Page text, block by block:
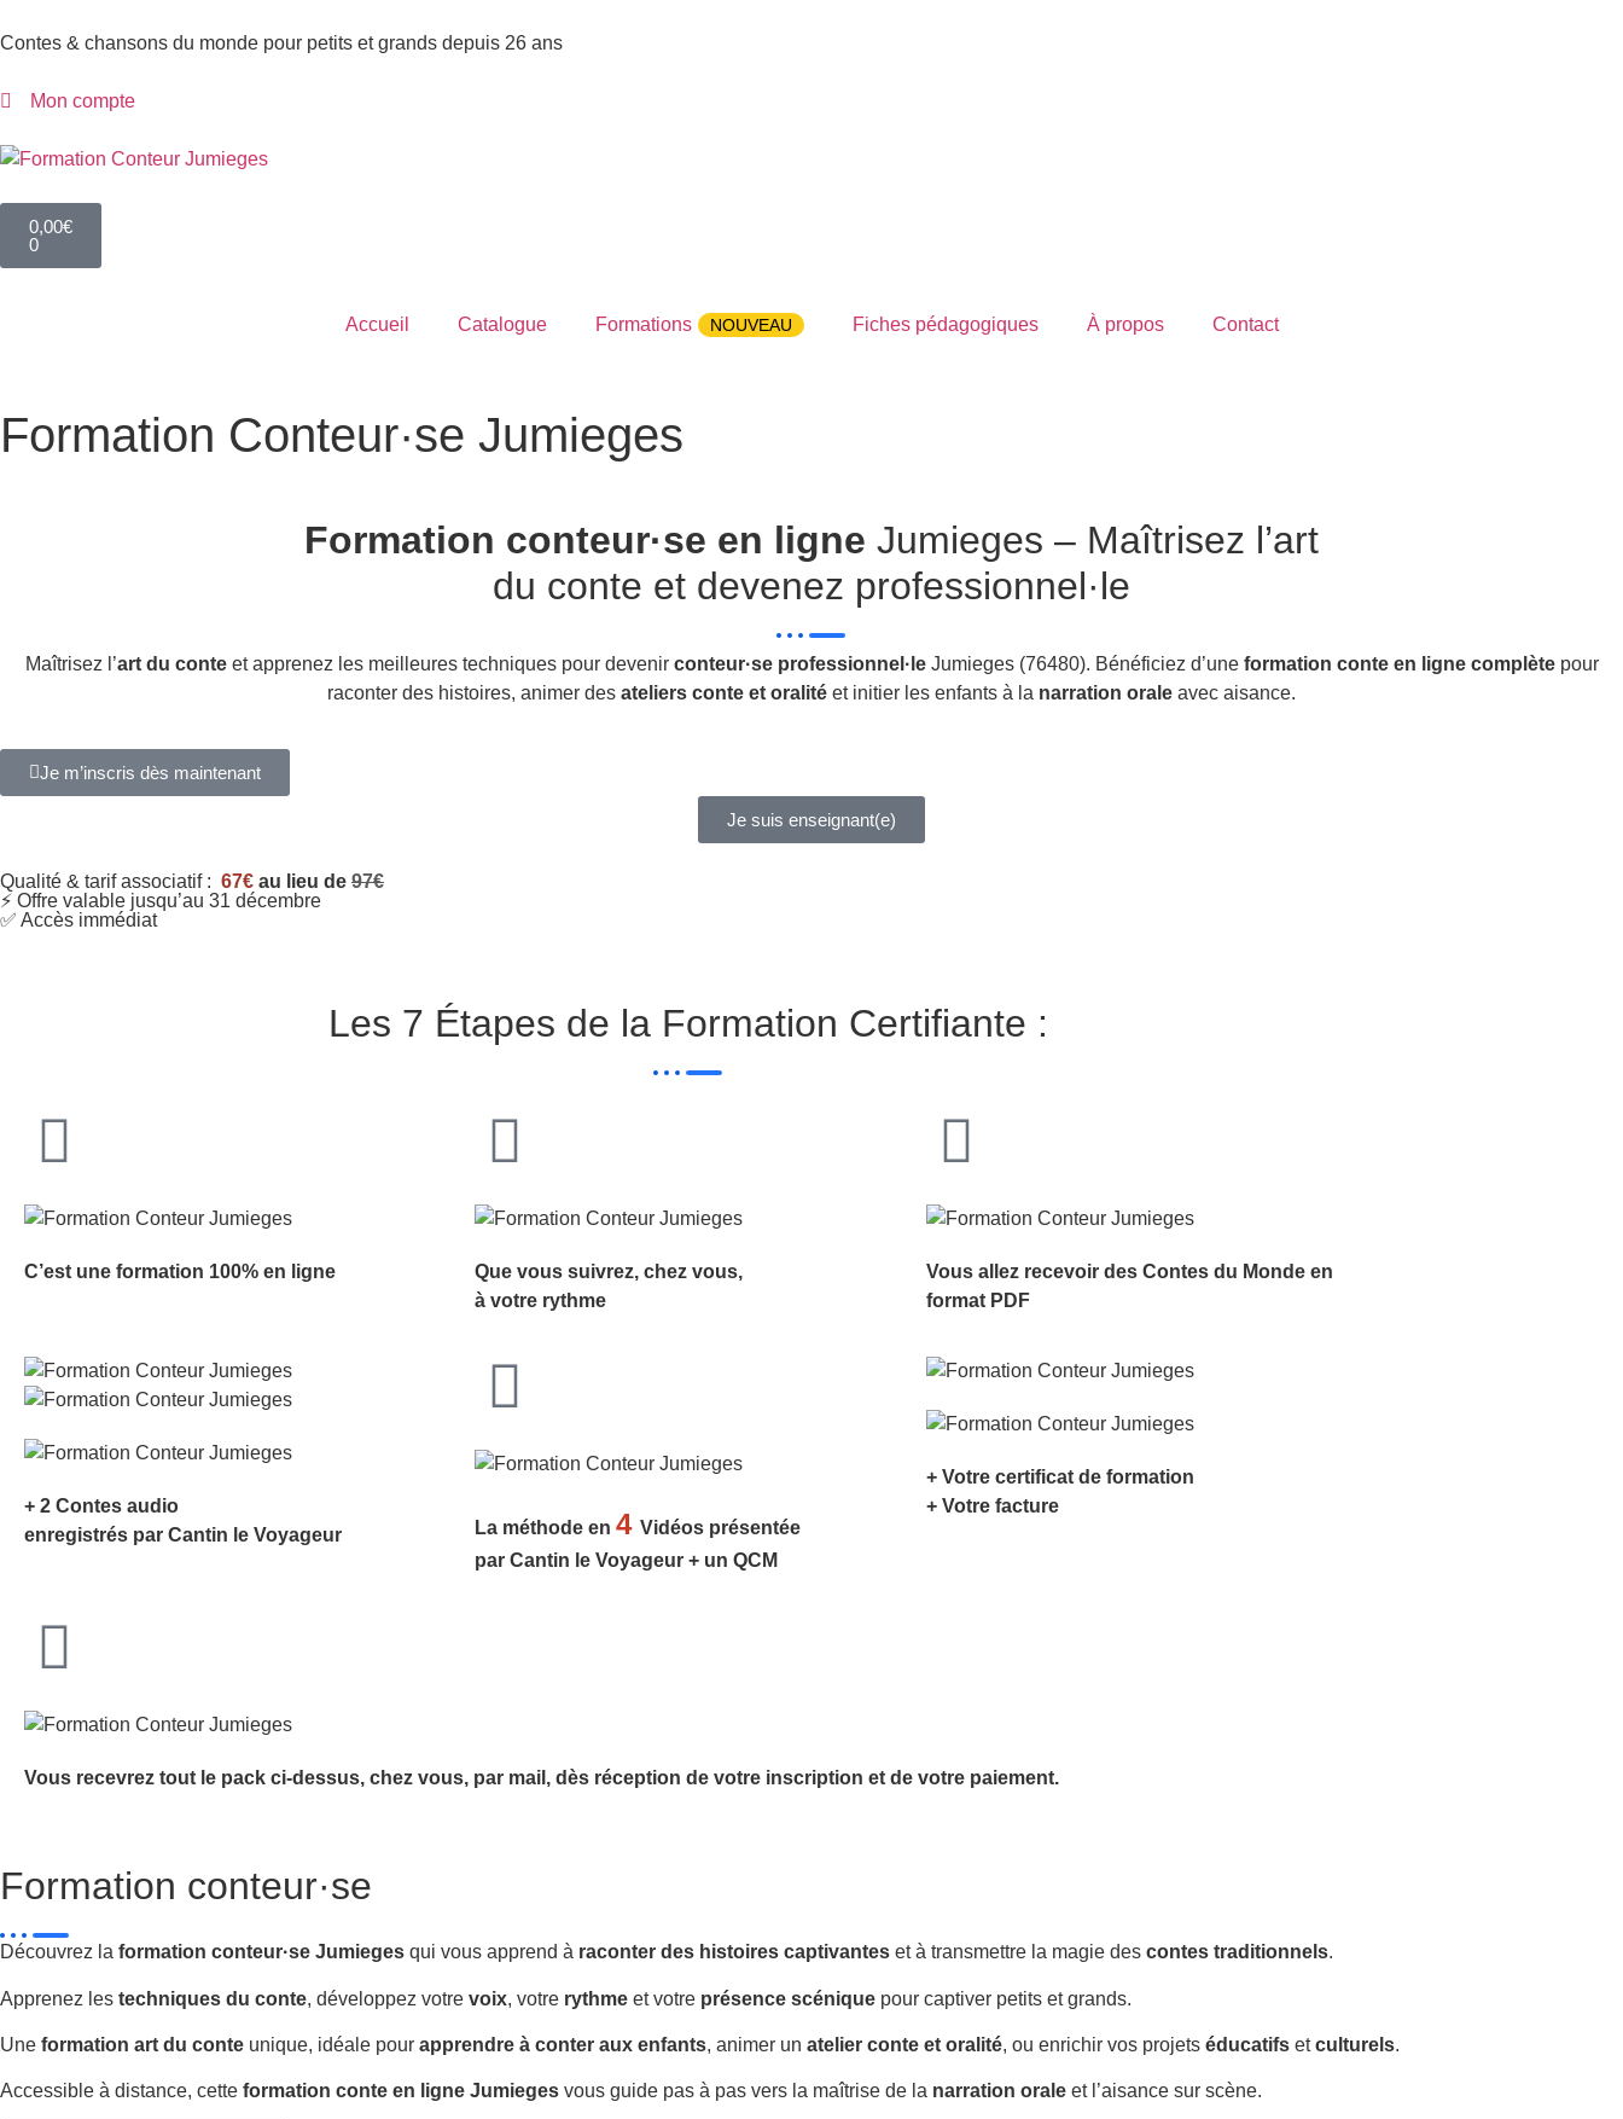
Contes & chansons du monde pour petits et grands depuis 26 ans
Mon compte
0,00€
0
Accueil Catalogue Formations NOUVEAU Fiches pédagogiques À propos Contact
Formation Conteur·se Jumieges
Formation conteur·se en ligne Jumieges – Maîtrisez l’art
du conte et devenez professionnel·le
Maîtrisez l’art du conteet apprenez les meilleures techniques pour devenir conteur·se professionnel·leJumieges (76480). Bénéficiez d’une formation conte en ligne complètepour
raconter des histoires, animer des ateliers conte et oralité et initier les enfants à la narration orale avec aisance.
Je m’inscris dès maintenant
Je suis enseignant(e)
Qualité & tarif associatif : 67€ au lieu de 97€
⚡ Offre valable jusqu’au 31 décembre
✅ Accès immédiat
Les 7 Étapes de la Formation Certifiante :
C’est une formation 100% en ligne
Que vous suivrez, chez vous,
à votre rythme
Vous allez recevoir des Contes du Monde en
format PDF
+ 2 Contes audio
enregistrés par Cantin le Voyageur
La méthode en4Vidéos présentée
par Cantin le Voyageur + un QCM
+ Votre certificat de formation
+ Votre facture
Vous recevrez tout le pack ci-dessus, chez vous, par mail, dès réception de votre inscription et de votre paiement.
Formation conteur·se
Découvrez la formation conteur·se Jumieges qui vous apprend à raconter des histoires captivantes et à transmettre la magie des contes traditionnels.
Apprenez les techniques du conte, développez votre voix, votre rythme et votre présence scénique pour captiver petits et grands.
Une formation art du conte unique, idéale pour apprendre à conter aux enfants, animer un atelier conte et oralité, ou enrichir vos projets éducatifs etculturels.
Accessible à distance, cette formation conte en ligne Jumieges vous guide pas à pas vers la maîtrise de la narration orale et l’aisance sur scène.